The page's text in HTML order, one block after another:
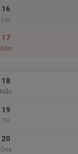
16
Lör
17
Sön
18
Mån
19
Tis
20
Ons